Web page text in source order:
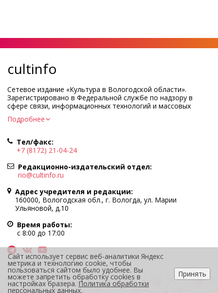
cultinfo
Сетевое издание «Культура в Вологодской области».
Зарегистрировано в Федеральной службе по надзору в
сфере связи, информационных технологий и массовых
коммуникаций.
Регистрационный номер и дата принятия решения о
Учредитель КУ ВО «Информационно-аналитический центр
культуры»
Адрес учредителя и редакции: 160000, Вологодская обл., г.
Вологда, ул. Марии Ульяновой, д.10
Главный редактор — Легчанова Елена Григорьевна
Политика в отношении обработки персональных данных
При полном или частичном использовании информации
портала гиперссылка на cultinfo.ru обязательна.
Редакция не несет ответственности за достоверность
информации, содержащейся в рекламных объявлениях.
12+
Подробнее
Тел/факс:
+7 (8172) 21-04-24
Редакционно-издательский отдел:
rio@cultinfo.ru
Адрес учредителя и редакции:
160000, Вологодская обл., г. Вологда, ул. Марии
Ульяновой, д.10
Время работы:
с 8:00 до 17:00
Сайт использует сервис веб-аналитики Яндекс
метрика и технологию cookie, чтобы
пользоваться сайтом было удобнее. Вы
можете запретить обработку cookies в
настройках бразера. Политика обработки
персональных данных.
Принять